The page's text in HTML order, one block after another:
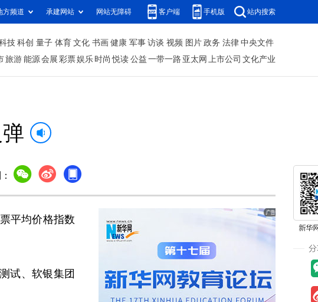
方频道 承建网站 网站无障碍 客户端 手机版 站内搜索
技 科创 量子 体育 文化 书画 健康 军事 访谈 视频 图片 政务 法律 中央文件
旅游 能源 会展 彩票娱乐 时尚 悦读 公益 一带一路 亚太网 上市公司 文化产业
平均价格指数
试、软银集团